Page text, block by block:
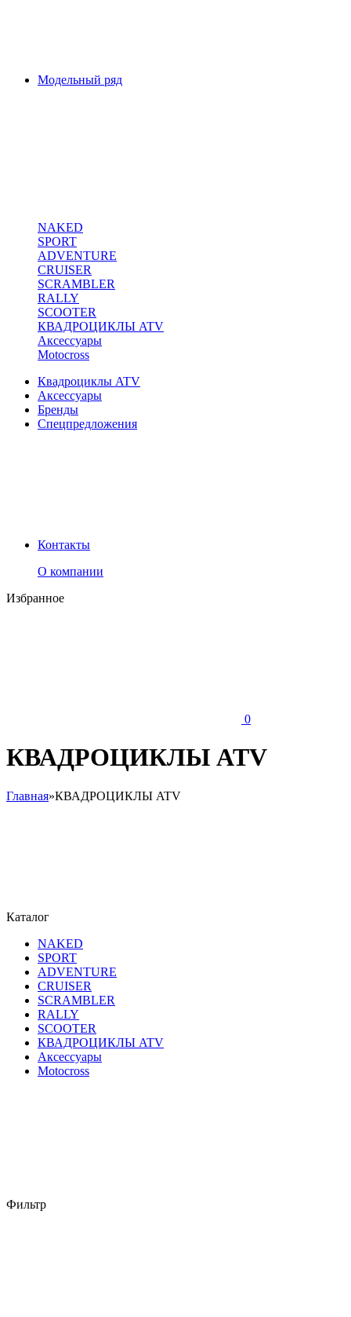
Модельный ряд
NAKED
SPORT
ADVENTURE
CRUISER
SCRAMBLER
RALLY
SCOOTER
КВАДРОЦИКЛЫ ATV
Аксессуары
Motocross
Квадроциклы ATV
Аксессуары
Бренды
Спецпредложения
Контакты
О компании
Избранное
0
КВАДРОЦИКЛЫ ATV
Главная»КВАДРОЦИКЛЫ ATV
Каталог
NAKED
SPORT
ADVENTURE
CRUISER
SCRAMBLER
RALLY
SCOOTER
КВАДРОЦИКЛЫ ATV
Аксессуары
Motocross
Фильтр